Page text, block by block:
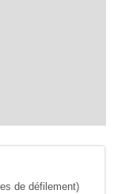
de défilement)